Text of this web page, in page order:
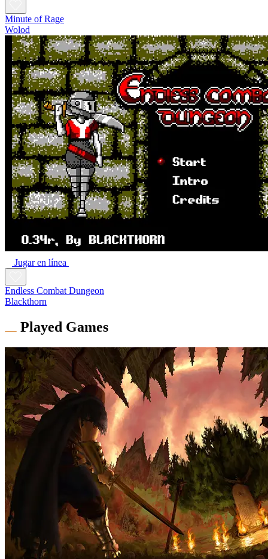
Minute of Rage
Wolod
Jugar en línea
Endless Combat Dungeon
Blackthorn
Played Games